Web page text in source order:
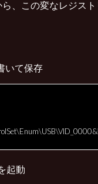
ら、この変なレジス
いて保存
起動